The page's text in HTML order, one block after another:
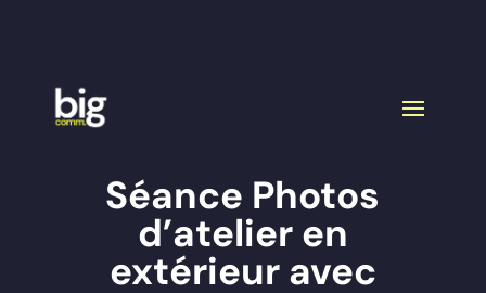
Séance Photos
d’atelier en
extérieur avec